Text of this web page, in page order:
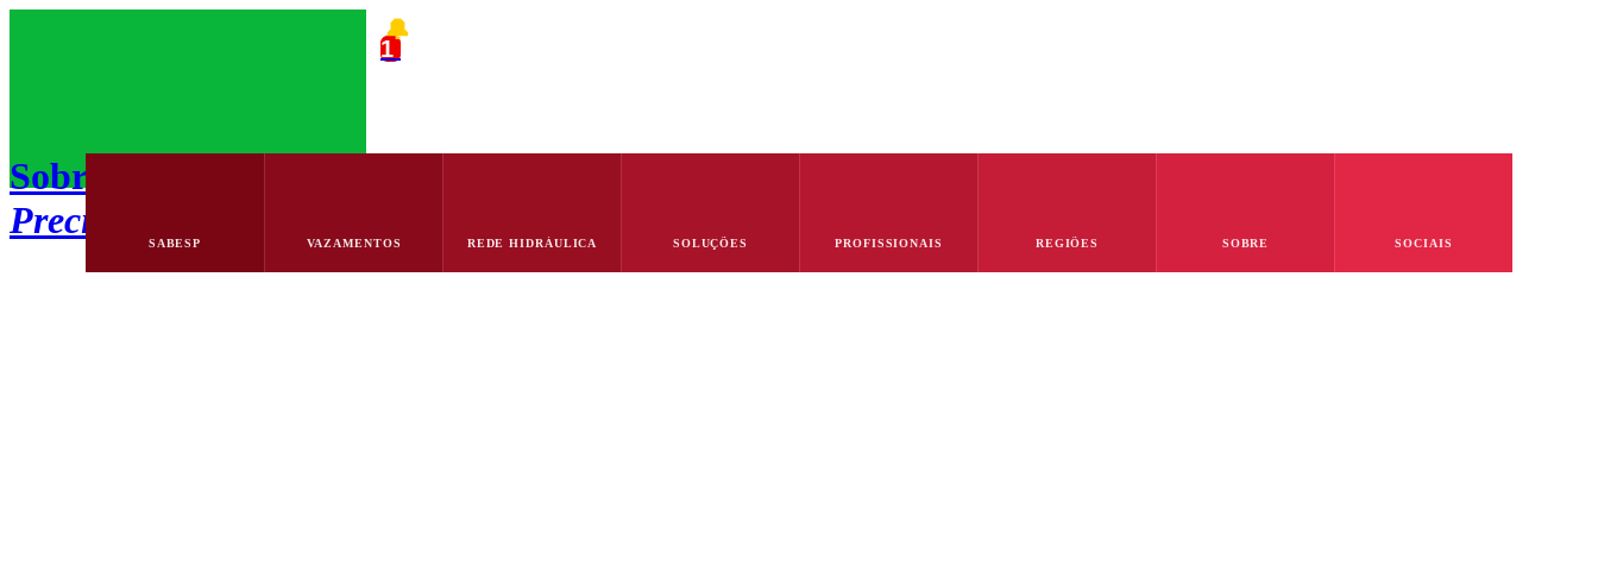
1
🔔
SABESP VAZAMENTOS REDE HIDRÁULICA SOLUÇÕES PROFISSIONAIS REGIÕES SOBRE SOCIAIS
Sobre a Caça Vazamentos Doctor (SP)
Precisão e Reparo Hidráulico com Laudo e Garantia